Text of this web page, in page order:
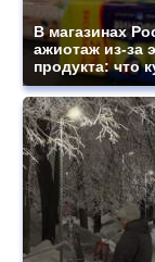
В магазинах
ажиотаж из-за
продукта: что